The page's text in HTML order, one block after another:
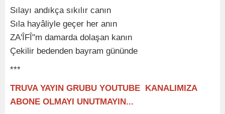
Sılayı andıkça sıkılır canın
Sıla hayâliyle geçer her anın
ZA'ÎFÎ"m damarda dolaşan kanın
Çekilir bedenden bayram gününde
***
TRUVA YAYIN GRUBU YOUTUBE KANALIMIZA
ABONE OLMAYI UNUTMAYIN...